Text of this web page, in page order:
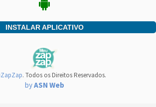
INSTALAR APLICATIVO
. Todos os Direitos Reservados.
byASN Web